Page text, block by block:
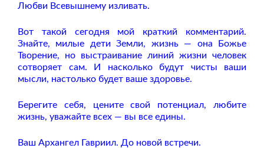
Любви Всевышнему изливать.
Вот такой сегодня мой краткий комментарий.
Знайте, милые дети Земли, жизнь — она Божье
Творение, но выстраивание линий жизни человек
сотворяет сам. И насколько будут чисты ваши
мысли, настолько будет ваше здоровье.
Берегите себя, цените свой потенциал, любите
жизнь, уважайте всех — вы все едины.
Ваш Архангел Гавриил. До новой встречи.